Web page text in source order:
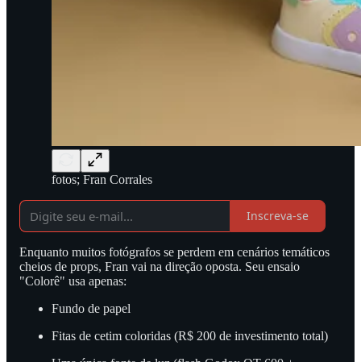
fotos; Fran Corrales
Inscreva-se
Enquanto muitos fotógrafos se perdem em cenários temáticos
cheios de props, Fran vai na direção oposta. Seu ensaio
"Colorê" usa apenas:
Fundo de papel
Fitas de cetim coloridas (R$ 200 de investimento total)